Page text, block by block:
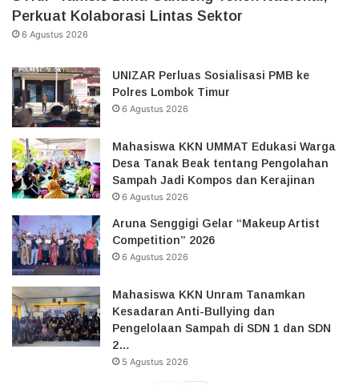
Perkuat Kolaborasi Lintas Sektor
6 Agustus 2026
UNIZAR Perluas Sosialisasi PMB ke
Polres Lombok Timur
6 Agustus 2026
Mahasiswa KKN UMMAT Edukasi Warga
Desa Tanak Beak tentang Pengolahan
Sampah Jadi Kompos dan Kerajinan
6 Agustus 2026
Aruna Senggigi Gelar “Makeup Artist
Competition” 2026
6 Agustus 2026
Mahasiswa KKN Unram Tanamkan
Kesadaran Anti-Bullying dan
Pengelolaan Sampah di SDN 1 dan SDN
2…
5 Agustus 2026